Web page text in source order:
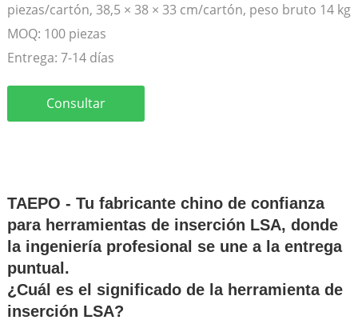
piezas/cartón, 38,5 × 38 × 33 cm/cartón, peso bruto 14 kg
MOQ: 100 piezas
Entrega: 7-14 días
Consultar
TAEPO - Tu fabricante chino de confianza
para herramientas de inserción LSA, donde
la ingeniería profesional se une a la entrega
puntual.
¿Cuál es el significado de la herramienta de
inserción LSA?